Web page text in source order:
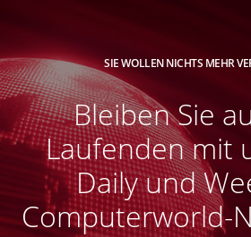
SIE WOLLEN NICHTS MEHR
Bleiben Sie
Laufenden mit
Daily und
Computerworld-